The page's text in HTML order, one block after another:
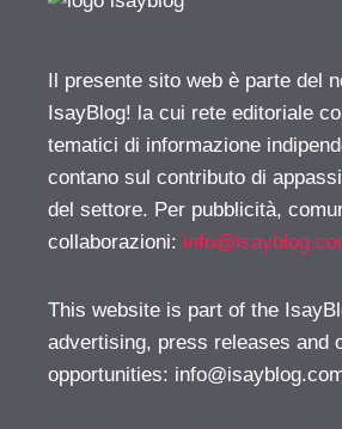
Il presente sito web è parte del
IsayBlog! la cui rete editoriale
tematici di informazione
contano sul contributo di
del settore. Per pubblicità,
collaborazioni:
This website is part of the
advertising, press releases and
opportunities: